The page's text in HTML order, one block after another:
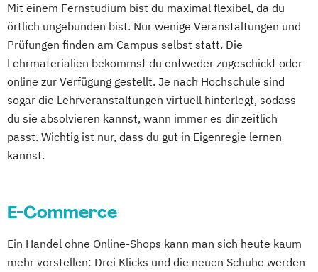
Public Relations und Kommunikation
Social Media
Mit einem Fernstudium bist du maximal flexibel, da du
örtlich ungebunden bist. Nur wenige Veranstaltungen und
Prüfungen finden am Campus selbst statt. Die
Lehrmaterialien bekommst du entweder zugeschickt oder
online zur Verfügung gestellt. Je nach Hochschule sind
sogar die Lehrveranstaltungen virtuell hinterlegt, sodass
du sie absolvieren kannst, wann immer es dir zeitlich
passt. Wichtig ist nur, dass du gut in Eigenregie lernen
kannst.
E-Commerce
Ein Handel ohne Online-Shops kann man sich heute kaum
mehr vorstellen: Drei Klicks und die neuen Schuhe werden